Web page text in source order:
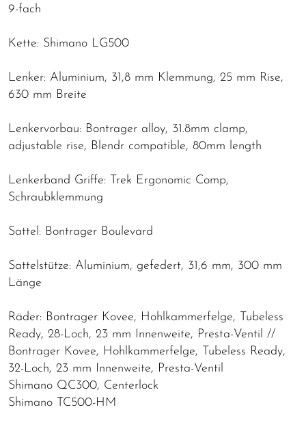
9-fach
Kette: Shimano LG500
Lenker: Aluminium, 31,8 mm Klemmung, 25 mm Rise,
630 mm Breite
Lenkervorbau: Bontrager alloy, 31.8mm clamp,
adjustable rise, Blendr compatible, 80mm length
Lenkerband Griffe: Trek Ergonomic Comp,
Schraubklemmung
Sattel: Bontrager Boulevard
Sattelstütze: Aluminium, gefedert, 31,6 mm, 300 mm
Länge
Räder: Bontrager Kovee, Hohlkammerfelge, Tubeless
Ready, 28-Loch, 23 mm Innenweite, Presta-Ventil //
Bontrager Kovee, Hohlkammerfelge, Tubeless Ready,
32-Loch, 23 mm Innenweite, Presta-Ventil
Shimano QC300, Centerlock
Shimano TC500-HM